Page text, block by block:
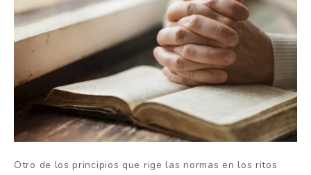
Otro de los principios que rige las normas en los ritos